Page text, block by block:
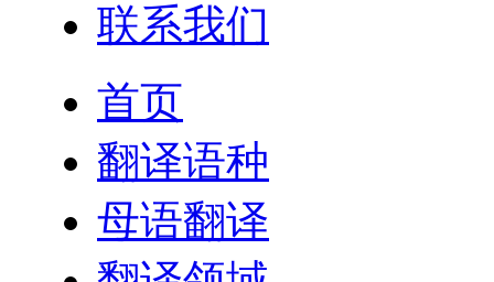
联系我们
首页
翻译语种
母语翻译